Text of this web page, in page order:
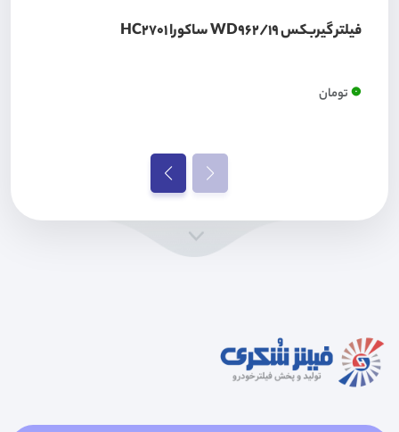
فیلتر گیربکس WD962/19 ساکورا HC2701
0تومان